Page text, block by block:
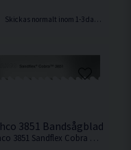
Skickas normalt inom 1-3 dagar
3851 Bandsågblad för
Bahco 3851 Sandflex Cobra bandsågsblad för HiKOKI bandsågar.